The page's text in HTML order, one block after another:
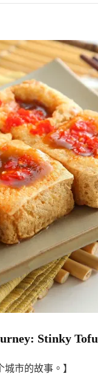
Stinky Tofu
市的故事。】